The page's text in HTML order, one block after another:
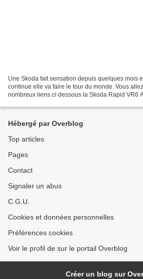
Une Skoda fait sensation depuis quelques mois
continue elle va faire le tour du monde. Vous
nombreux liens ci-dessous la Skoda Rapid VR6
Hébergé par Overblog
Top articles
Pages
Contact
Signaler un abus
C.G.U.
Cookies et données personnelles
Préférences cookies
Voir le profil de sur le portail Overblog
Créer un blog sur